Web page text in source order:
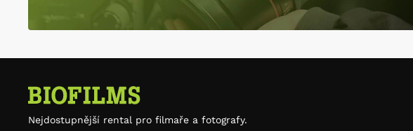
Nejdostupnější rental pro filmaře a fotografy.